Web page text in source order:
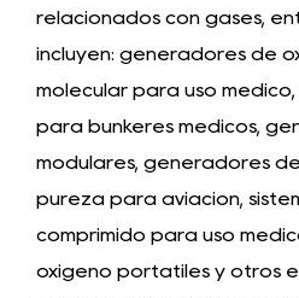
relacionados con gases,
incluyen: generadores de
molecular para uso
para búnkeres médicos,
modulares, generadores
pureza para aviación,
comprimido para uso
oxígeno portátiles y otros